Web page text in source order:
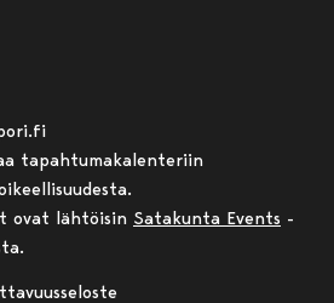
tapahtumakalenteriin
ovat lähtöisin Satakunta Events -